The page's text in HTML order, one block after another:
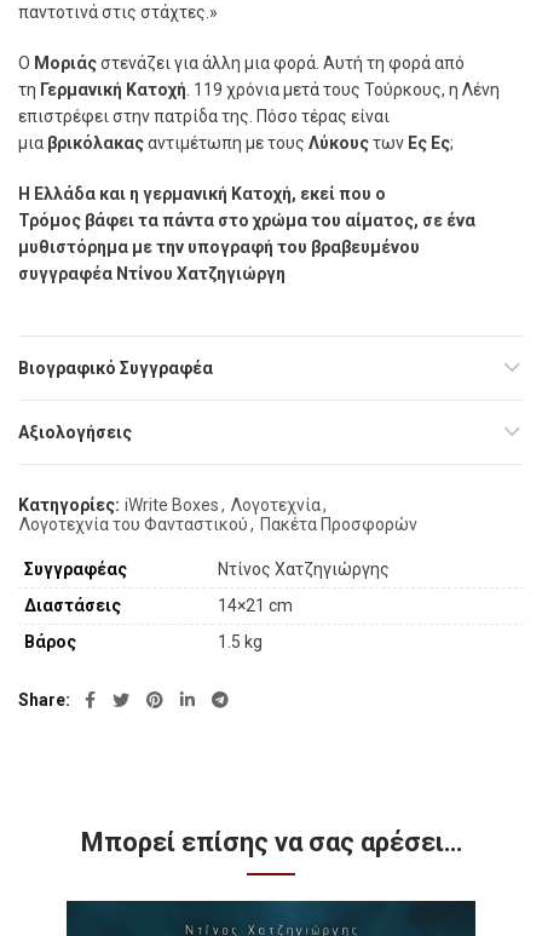
παντοτινά στις στάχτες.»
Ο Μοριάςστενάζει για άλλη μια φορά. Αυτή τη φορά από
τη Γερμανική Κατοχή . 119 χρόνια μετά τους Τούρκους, η Λένη
επιστρέφει στην πατρίδα της. Πόσο τέρας είναι
μια βρικόλακαςαντιμέτωπη με τους Λύκουςτων Ες Ες;
Η Ελλάδα και η γερμανική Κατοχή, εκεί που ο
Τρόμος βάφει τα πάντα στο χρώμα του αίματος, σε ένα
μυθιστόρημα με την υπογραφή του βραβευμένου
συγγραφέα Ντίνου Χατζηγιώργη
Βιογραφικό Συγγραφέα
Αξιολογήσεις
Κατηγορίες: iWrite Boxes, Λογοτεχνία,
Λογοτεχνία του Φανταστικού, Πακέτα Προσφορών
Συγγραφέας
Ντίνος Χατζηγιώργης
Διαστάσεις
14×21 cm
Βάρος
1.5 kg
Share
Μπορεί επίσης να σας αρέσει…